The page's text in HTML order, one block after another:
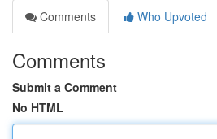
Comments
Who Upvoted
Comments
Submit a Comment
No HTML